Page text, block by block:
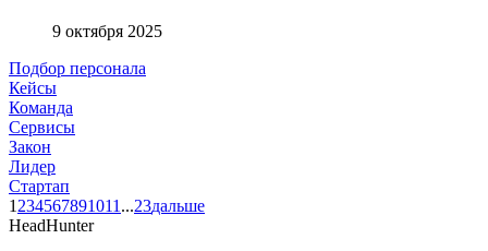
9 октября 2025
Подбор персонала
Кейсы
Команда
Сервисы
Закон
Лидер
Стартап
1 234567891011 ...23дальше
HeadHunter